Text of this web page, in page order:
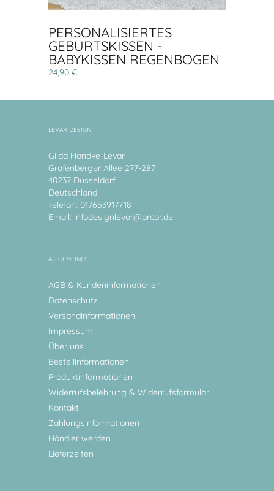
PERSONALISIERTES
GEBURTSKISSEN -
BABYKISSEN REGENBOGEN
24,90 €
LEVAR DESIGN
Gilda Handke-Levar
Grafenberger Allee 277-287
40237 Düsseldorf
Deutschland
Telefon: 017653917718
Email: infodesignlevar@arcor.de
ALLGEMEINES
AGB & Kundeninformationen
Datenschutz
Versandinformationen
Impressum
Über uns
Bestellinformationen
Produktinformationen
Widerrufsbelehrung & Widerrufsformular
Kontakt
Zahlungsinformationen
Händler werden
Lieferzeiten